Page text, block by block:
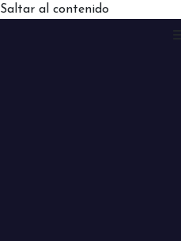
Saltar al contenido